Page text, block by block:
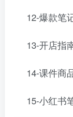
12-爆款笔
13-开店指
14-课件商
15-小红书